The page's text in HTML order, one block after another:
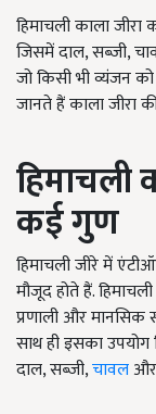
हिमाचली काला जीरा
जिसमें दाल, सब्जी,
जो किसी भी व्यंजन
जानते हैं काला जीरा
हिमाचली
कई गुण
हिमाचली जीरे में
मौजूद होते हैं.
प्रणाली और मानसिक
साथ ही इसका उपयोग
दाल, सब्जी,चावलऔर